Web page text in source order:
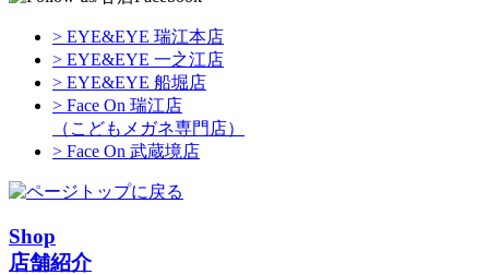
> EYE&EYE 瑞江本店
> EYE&EYE 一之江店
> EYE&EYE 船堀店
> Face On 瑞江店
（こどもメガネ専門店）
> Face On 武蔵境店
Shop
店舗紹介